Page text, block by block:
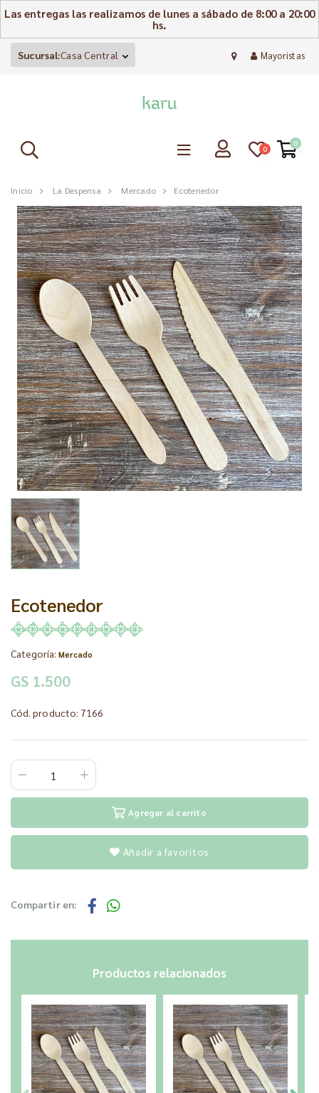
Las entregas las realizamos de lunes a sábado de 8:00 a 20:00
hs.
Sucursal:Casa Central Mayoristas
0
0
Inicio La Despensa Mercado Ecotenedor
Ecotenedor
Categoría: Mercado
GS 1.500
Cód. producto: 7166
Agregar al carrito
Añadir a favoritos
Compartir en:
Productos relacionados